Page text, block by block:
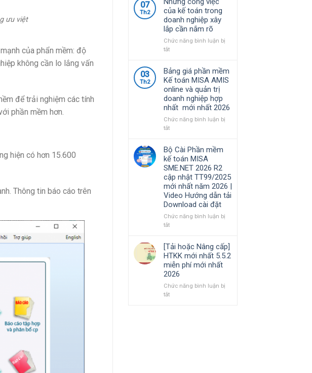
ưu việt
của phẩn mềm: độ
không cần lo lắng vấn
để trải nghiệm các tính
phần mềm hơn.
hiện có hơn 15.600
Thông tin báo cáo trên
thuế
đối
với
hộ
kinh
doanh,
kinh
doanh
Phần
mềm
kế
toán
MISA
SME.NET
R3
cập
nhật
TT99/2025
mới
nhất
năm
2026
Hướng
dẫn
tải
Download
cài
đặt
07
Th2
của kế toán trong
doanh nghiệp xây
lắp cần nắm rõ
Chức năng bình luận bị
tắtở
công
việc
của
kế
toán
trong
doanh
nghiệp
cần
nắm
rõ
03
Th2
Bảng giá phần mềm
Kế toán MISA AMIS
online và quản trị
doanh nghiệp hợp
nhất mới nhất 2026
Chức năng bình luận bị
tắtở
giá
phần
mềm
Kế
toán
MISA
AMIS
online
và
quản
nghiệp
hợp
nhất
mới
nhất
2026
Bộ Cài Phần mềm
kế toán MISA
SME.NET 2026 R2
cập nhật TT99/2025
mới nhất năm 2026 |
Video Hướng dẫn tải
Download cài đặt
Chức năng bình luận bị
tắtở
Cài
Phần
mềm
kế
toán
MISA
SME.NET
[Tải hoặc Nâng cấp]
HTKK mới nhất 5.5.2
miễn phí mới nhất
2026
Chức năng bình luận bị
tắtở